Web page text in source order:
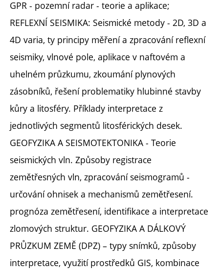
GPR - pozemní radar - teorie a aplikace;
REFLEXNÍ SEISMIKA: Seismické metody - 2D, 3D a
4D varia, ty principy měření a zpracování reflexní
seismiky, vlnové pole, aplikace v naftovém a
uhelném průzkumu, zkoumání plynových
zásobníků, řešení problematiky hlubinné stavby
kůry a litosféry. Příklady interpretace z
jednotlivých segmentů litosférických desek.
GEOFYZIKA A SEISMOTEKTONIKA - Teorie
seismických vln. Způsoby registrace
zemětřesných vln, zpracování seismogramů -
určování ohnisek a mechanismů zemětřesení.
prognóza zemětřesení, identifikace a interpretace
zlomových struktur. GEOFYZIKA A DÁLKOVÝ
PRŮZKUM ZEMĚ (DPZ) – typy snímků, způsoby
interpretace, využití prostředků GIS, kombinace